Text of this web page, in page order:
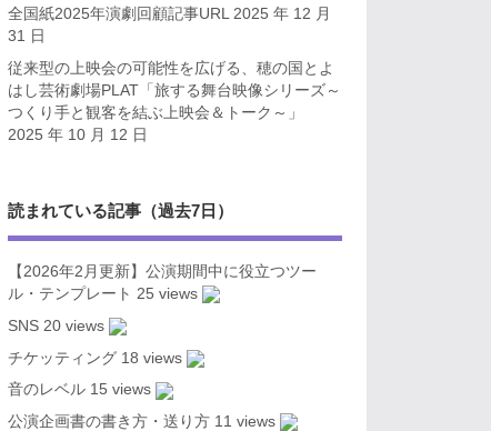
全国紙2025年演劇回顧記事URL 2025 年 12 月
31 日
従来型の上映会の可能性を広げる、穂の国とよ
はし芸術劇場PLAT「旅する舞台映像シリーズ～
つくり手と観客を結ぶ上映会＆トーク～」
2025 年 10 月 12 日
読まれている記事（過去7日）
【2026年2月更新】公演期間中に役立つツー
ル・テンプレート 25 views
SNS 20 views
チケッティング 18 views
音のレベル 15 views
公演企画書の書き方・送り方 11 views